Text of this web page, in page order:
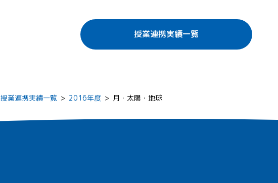
授業連携実績一覧
授業連携実績一覧 > 2016年度 > 月・太陽・地球